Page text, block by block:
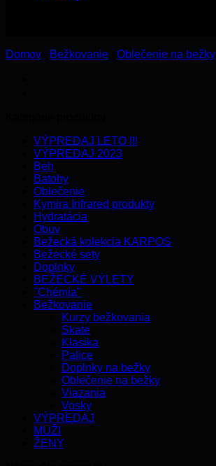
Domov Bežkovanie Oblečenie na bežky
VÝPREDAJ LETO !!!
VÝPREDAJ 2023
Beh
Batohy
Oblečenie
Kymira Infrared produkty
Hydratácia
Obuv
Bežecká kolekcia KARPOS
Bežecké sety
Doplnky
BEŽECKÉ VÝLETY
"Chémia"
Bežkovanie
Kurzy bežkovania
Skate
Klasika
Palice
Doplnky na bežky
Oblečenie na bežky
Viazania
Vosky
VÝPREDAJ
MUŽI
ŽENY